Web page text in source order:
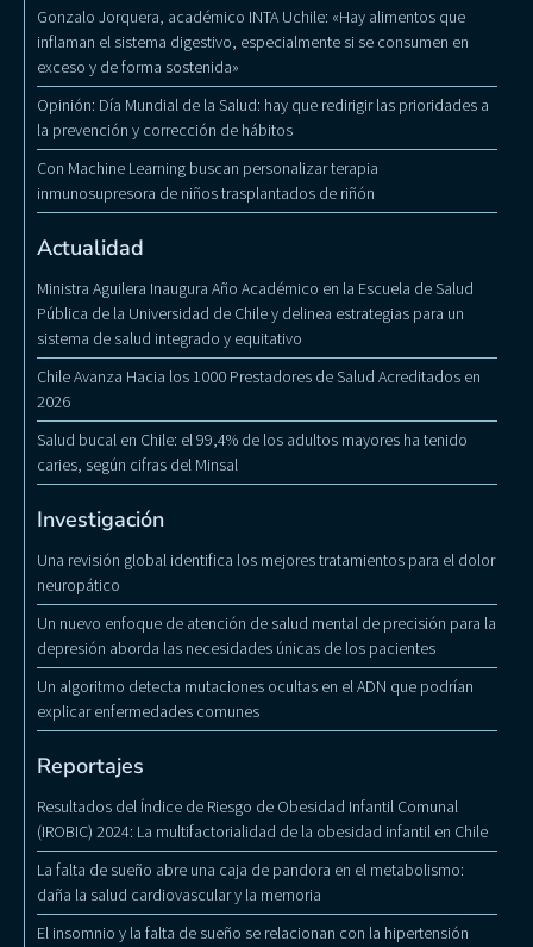
Gonzalo Jorquera, académico INTA Uchile: «Hay alimentos que
inflaman el sistema digestivo, especialmente si se consumen en
exceso y de forma sostenida»
Opinión: Día Mundial de la Salud: hay que redirigir las prioridades a
la prevención y corrección de hábitos
Con Machine Learning buscan personalizar terapia
inmunosupresora de niños trasplantados de riñón
Actualidad
Ministra Aguilera Inaugura Año Académico en la Escuela de Salud
Pública de la Universidad de Chile y delinea estrategias para un
sistema de salud integrado y equitativo
Chile Avanza Hacia los 1000 Prestadores de Salud Acreditados en
2026
Salud bucal en Chile: el 99,4% de los adultos mayores ha tenido
caries, según cifras del Minsal
Investigación
Una revisión global identifica los mejores tratamientos para el dolor
neuropático
Un nuevo enfoque de atención de salud mental de precisión para la
depresión aborda las necesidades únicas de los pacientes
Un algoritmo detecta mutaciones ocultas en el ADN que podrían
explicar enfermedades comunes
Reportajes
Resultados del Índice de Riesgo de Obesidad Infantil Comunal
(IROBIC) 2024: La multifactorialidad de la obesidad infantil en Chile
La falta de sueño abre una caja de pandora en el metabolismo:
daña la salud cardiovascular y la memoria
El insomnio y la falta de sueño se relacionan con la hipertensión